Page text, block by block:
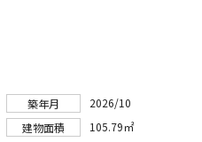
築年月
2026/10
建物面積
105.79㎡